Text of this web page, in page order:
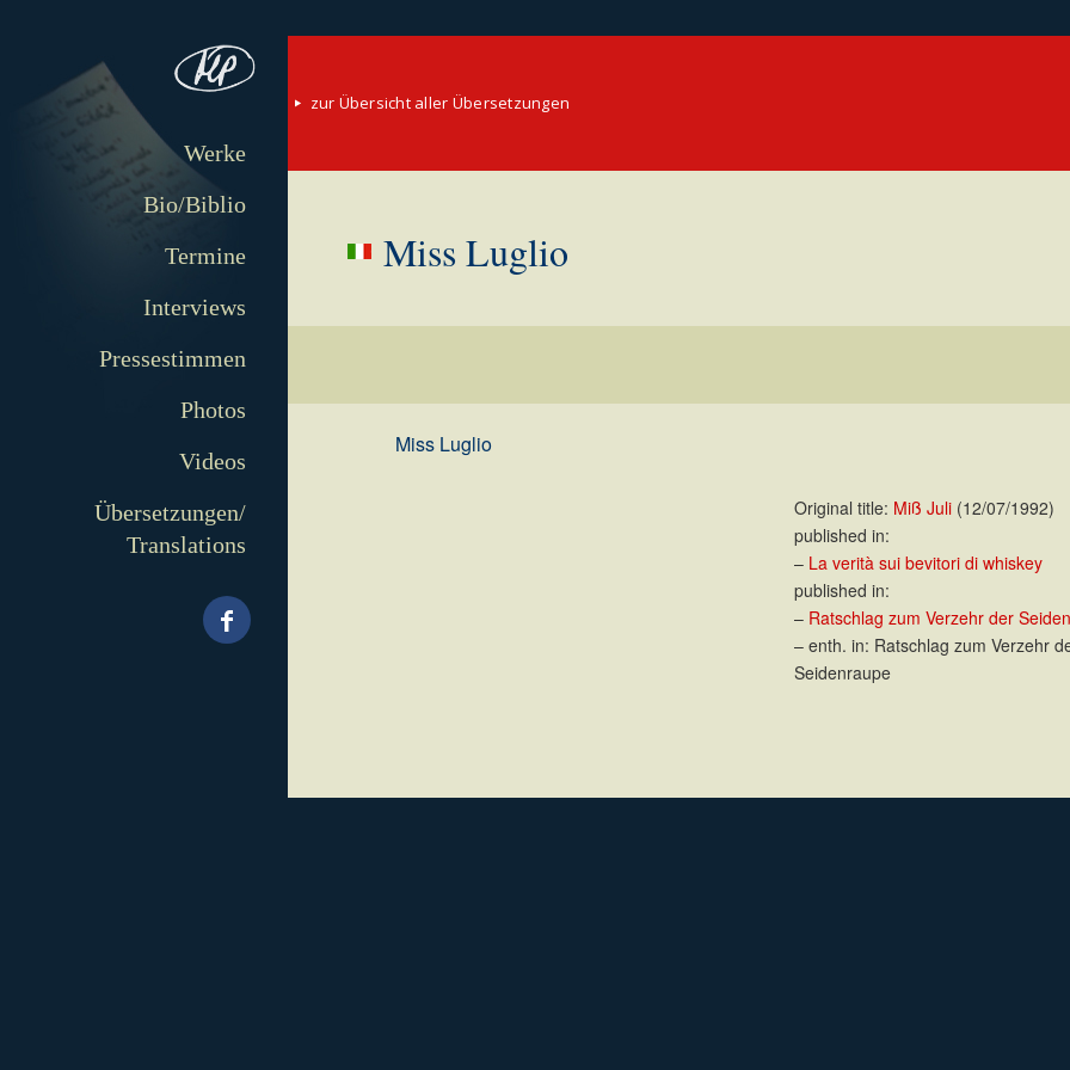
Werke
Bio/Biblio
Termine
Interviews
Pressestimmen
Photos
Videos
Übersetzungen/
Translations
zur Übersicht aller Übersetzungen
Miss Luglio
Miss Luglio
Original title: Miß Juli(12/07/1992)
published in:
– La verità sui bevitori di whiskey
published in:
– Ratschlag zum Verzehr der
– enth. in: Ratschlag zum Verzehr
Seidenraupe